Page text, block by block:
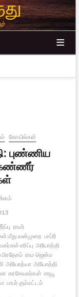
கோயில்கள்
புண்ணிய
கண்ணீர்
ராமர்
மீது வன்முறை பாப்ரி
எரிப்பு அயோத்தி
பிரதேசம் ராம ஜென்ம
அயோத்யா அயோத்தி
கரசேவகர்கள் சரயூ
பாபர் கும்மட்டம்